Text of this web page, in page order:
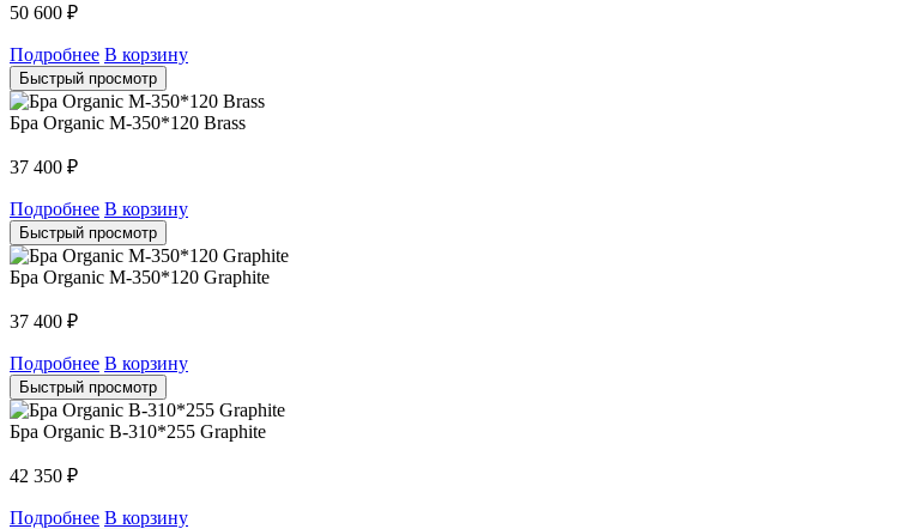
50 600 ₽
Подробнее В корзину
Быстрый просмотр
Бра Organic M-350*120 Brass
37 400 ₽
Подробнее В корзину
Быстрый просмотр
Бра Organic M-350*120 Graphite
37 400 ₽
Подробнее В корзину
Быстрый просмотр
Бра Organic B-310*255 Graphite
42 350 ₽
Подробнее В корзину